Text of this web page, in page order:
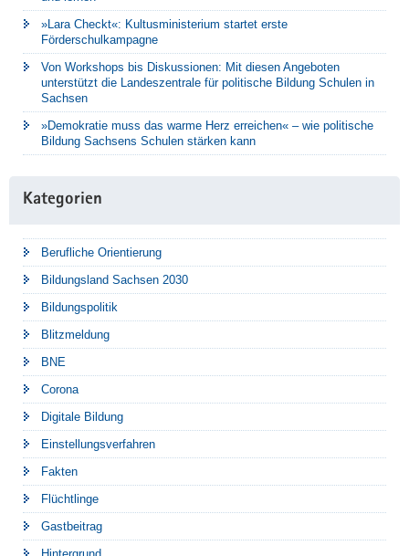
»Lara Checkt«: Kultusministerium startet erste
Förderschulkampagne
Von Workshops bis Diskussionen: Mit diesen Angeboten
unterstützt die Landeszentrale für politische Bildung Schulen in
Sachsen
»Demokratie muss das warme Herz erreichen« – wie politische
Bildung Sachsens Schulen stärken kann
Kategorien
Berufliche Orientierung
Bildungsland Sachsen 2030
Bildungspolitik
Blitzmeldung
BNE
Corona
Digitale Bildung
Einstellungsverfahren
Fakten
Flüchtlinge
Gastbeitrag
Hintergrund